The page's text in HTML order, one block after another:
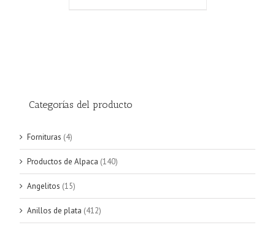
Categorías del producto
Fornituras (4)
Productos de Alpaca (140)
Angelitos (15)
Anillos de plata (412)